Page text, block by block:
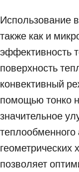
Использование
также как и
эффективность
поверхность
конвективный
помощью тонко
значительное
геометрических
позволяет